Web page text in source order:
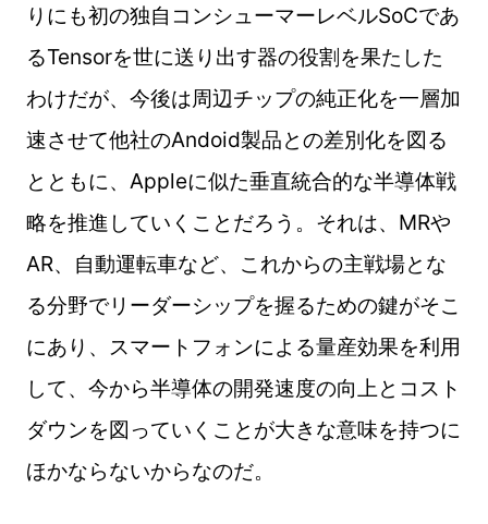
りにも初の独自コンシューマーレベルSoCであ
るTensorを世に送り出す器の役割を果たした
わけだが、今後は周辺チップの純正化を一層加
速させて他社のAndoid製品との差別化を図る
とともに、Appleに似た垂直統合的な半導体戦
略を推進していくことだろう。それは、MRや
AR、自動運転車など、これからの主戦場とな
る分野でリーダーシップを握るための鍵がそこ
にあり、スマートフォンによる量産効果を利用
して、今から半導体の開発速度の向上とコスト
ダウンを図っていくことが大きな意味を持つに
ほかならないからなのだ。